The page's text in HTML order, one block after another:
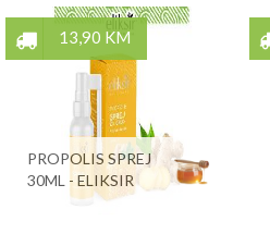
13,90 KM
PROPOLIS SPREJ
30ML - ELIKSIR